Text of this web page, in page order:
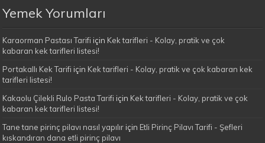
Yemek Yorumları
Karaorman Pastası Tarifi için Kek tarifleri - Kolay, pratik ve çok
kabaran kek tarifleri listesi!
Portakallı Kek Tarifi için Kek tarifleri - Kolay, pratik ve çok kabaran kek
tarifleri listesi!
Kakaolu Çilekli Rulo Pasta Tarifi için Kek tarifleri - Kolay, pratik ve çok
kabaran kek tarifleri listesi!
Tane tane pirinç pilavı nasıl yapılır için Etli Pirinç Pilavı Tarifi - Şefleri
kıskandıran dana etli pirinç pilavı